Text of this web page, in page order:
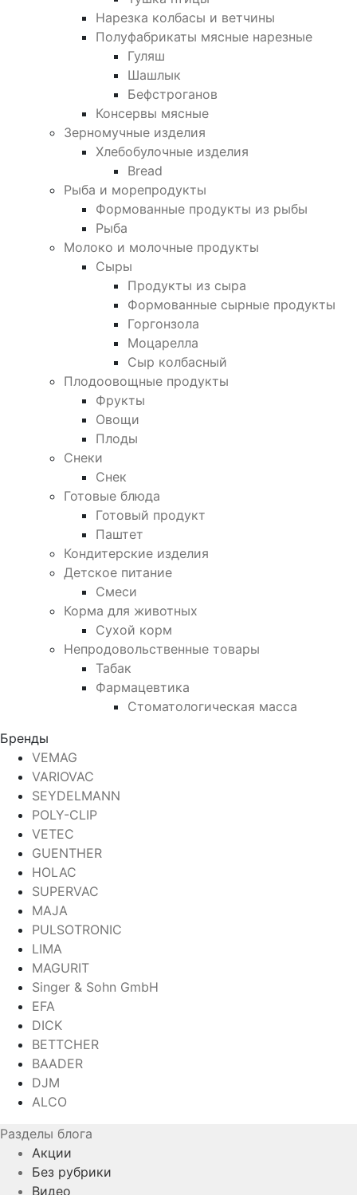
Нарезка колбасы и ветчины
Полуфабрикаты мясные нарезные
Гуляш
Шашлык
Бефстроганов
Консервы мясные
Зерномучные изделия
Хлебобулочные изделия
Bread
Рыба и морепродукты
Формованные продукты из рыбы
Рыба
Молоко и молочные продукты
Сыры
Продукты из сыра
Формованные сырные продукты
Горгонзола
Моцарелла
Сыр колбасный
Плодоовощные продукты
Фрукты
Овощи
Плоды
Снеки
Снек
Готовые блюда
Готовый продукт
Паштет
Кондитерские изделия
Детское питание
Смеси
Корма для животных
Сухой корм
Непродовольственные товары
Табак
Фармацевтика
Стоматологическая масса
Бренды
VEMAG
VARIOVAC
SEYDELMANN
POLY-CLIP
VETEC
GUENTHER
HOLAC
SUPERVAC
MAJA
PULSOTRONIC
LIMA
MAGURIT
Singer & Sohn GmbH
EFA
DICK
BETTCHER
BAADER
DJM
ALCO
Разделы блога
Акции
Без рубрики
Видео